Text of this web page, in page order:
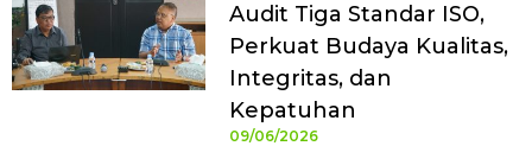
Audit Tiga Standar ISO,
Perkuat Budaya Kualitas,
Integritas, dan
Kepatuhan
09/06/2026